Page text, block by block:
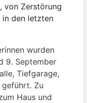
von Zerstörung
in den letzten
wurden
9. September
Tiefgarage,
geführt. Zu
Haus und